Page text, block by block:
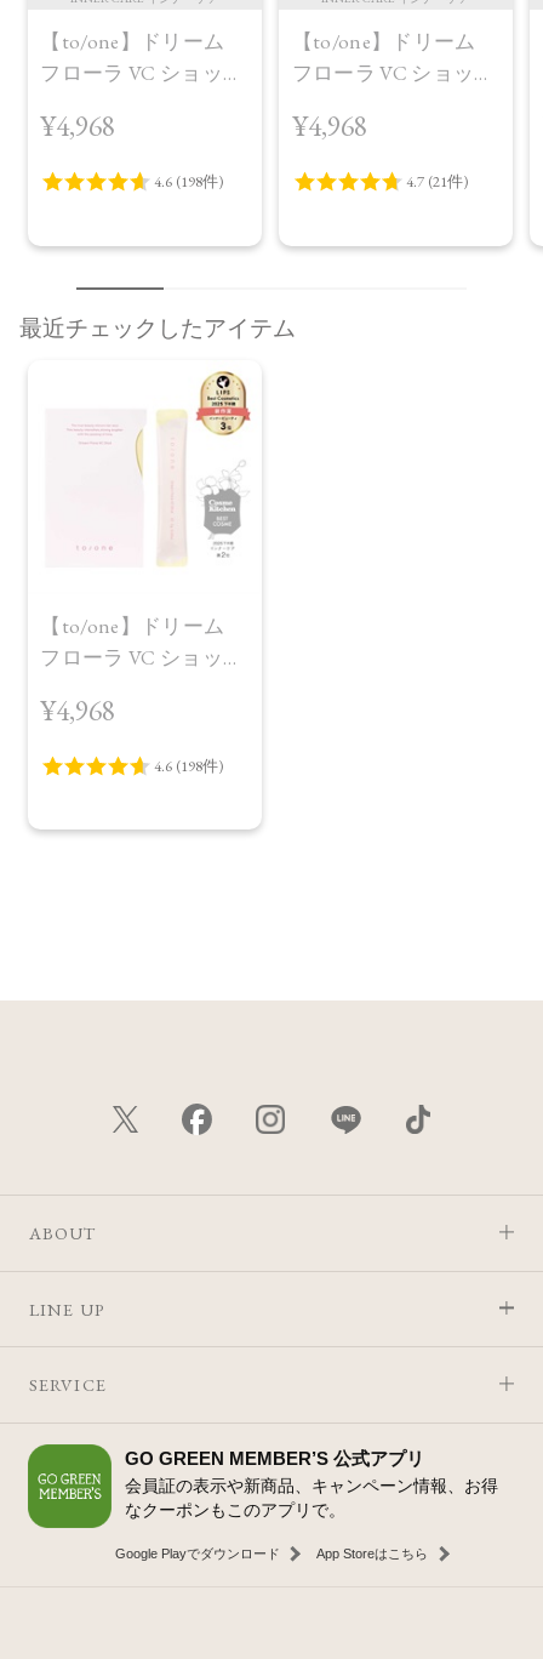
【to/one】ドリーム
フローラ VC ショット
¥4,968
【to/one】ドリーム
フローラ VC ショット
プラス＜限定品＞
¥4,968
最近チェックしたアイテム
【to/one】ドリーム
フローラ VC ショット
¥4,968
ABOUT
LINE UP
SERVICE
GO GREEN MEMBER’S 公式アプリ
会員証の表示や新商品、キャンペーン情報、お得
なクーポンもこのアプリで。
Google Playでダウンロード App Storeはこちら